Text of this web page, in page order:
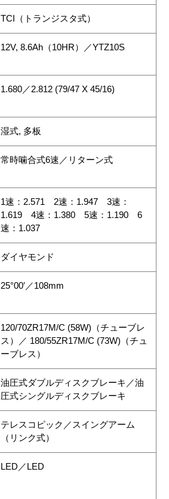
TCI（トランジスタ式）
12V, 8.6Ah（10HR）／YTZ10S
1.680／2.812 (79/47 X 45/16)
湿式, 多板
常時噛合式6速／リターン式
1速：2.571 2速：1.947 3速：
1.619 4速：1.380 5速：1.190 6
速：1.037
ダイヤモンド
25°00′／108mm
120/70ZR17M/C (58W)（チューブレ
ス）／ 180/55ZR17M/C (73W)（チュ
ーブレス）
油圧式ダブルディスクブレーキ／油
圧式シングルディスクブレーキ
テレスコピック／スイングアーム
（リンク式）
LED／LED